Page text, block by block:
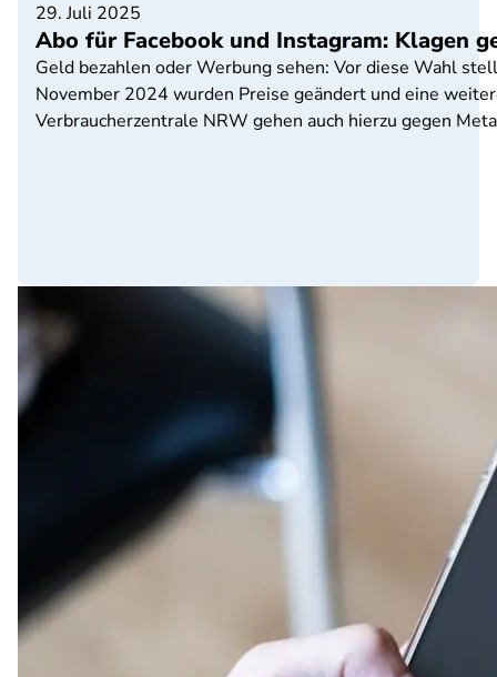
29. Juli 2025
Abo für Facebook und Instagram: Klagen
Geld bezahlen oder Werbung sehen: Vor diese Wahl
November 2024 wurden Preise geändert und eine
Verbraucherzentrale NRW gehen auch hierzu gegen